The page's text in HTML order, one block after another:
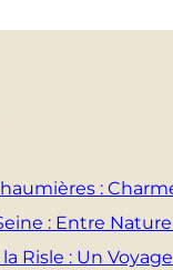
:
: Entre
Risle : Un